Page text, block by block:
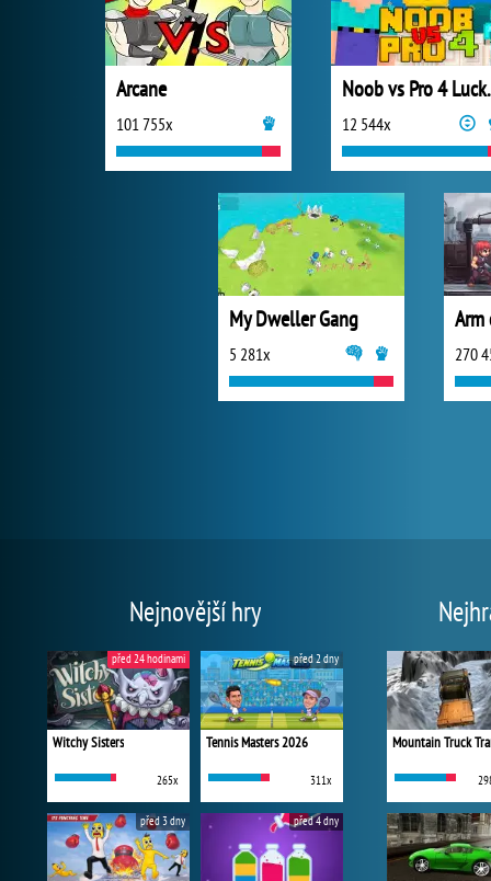
Arcane
101 755x
Noob
12 544x
My Dweller Gang
5 281x
Arm
270
Nejnovější hry
Witchy Sisters
265x
před 24 hodinami
Tennis Masters 2026
311x
před 2 dny
před 3 dny před 4 dny
Mountain Truck